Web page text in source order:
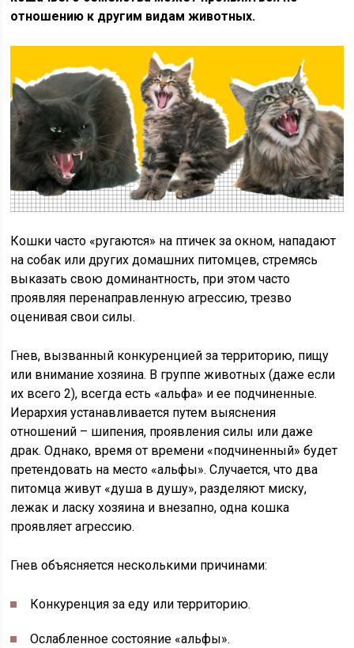
отношению к другим видам животных.
Кошки часто «ругаются» на птичек за окном, нападают
на собак или других домашних питомцев, стремясь
выказать свою доминантность, при этом часто
проявляя перенаправленную агрессию, трезво
оценивая свои силы.
Гнев, вызванный конкуренцией за территорию, пищу
или внимание хозяина. В группе животных (даже если
их всего 2), всегда есть «альфа» и ее подчиненные.
Иерархия устанавливается путем выяснения
отношений – шипения, проявления силы или даже
драк. Однако, время от времени «подчиненный» будет
претендовать на место «альфы». Случается, что два
питомца живут «душа в душу», разделяют миску,
лежак и ласку хозяина и внезапно, одна кошка
проявляет агрессию.
Гнев объясняется несколькими причинами:
Конкуренция за еду или территорию.
Ослабленное состояние «альфы».